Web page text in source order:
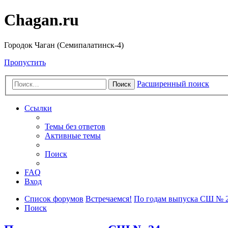
Chagan.ru
Городок Чаган (Семипалатинск-4)
Пропустить
Поиск Расширенный поиск
Ссылки
Темы без ответов
Активные темы
Поиск
FAQ
Вход
Список форумов Встречаемся! По годам выпуска СШ №
Поиск